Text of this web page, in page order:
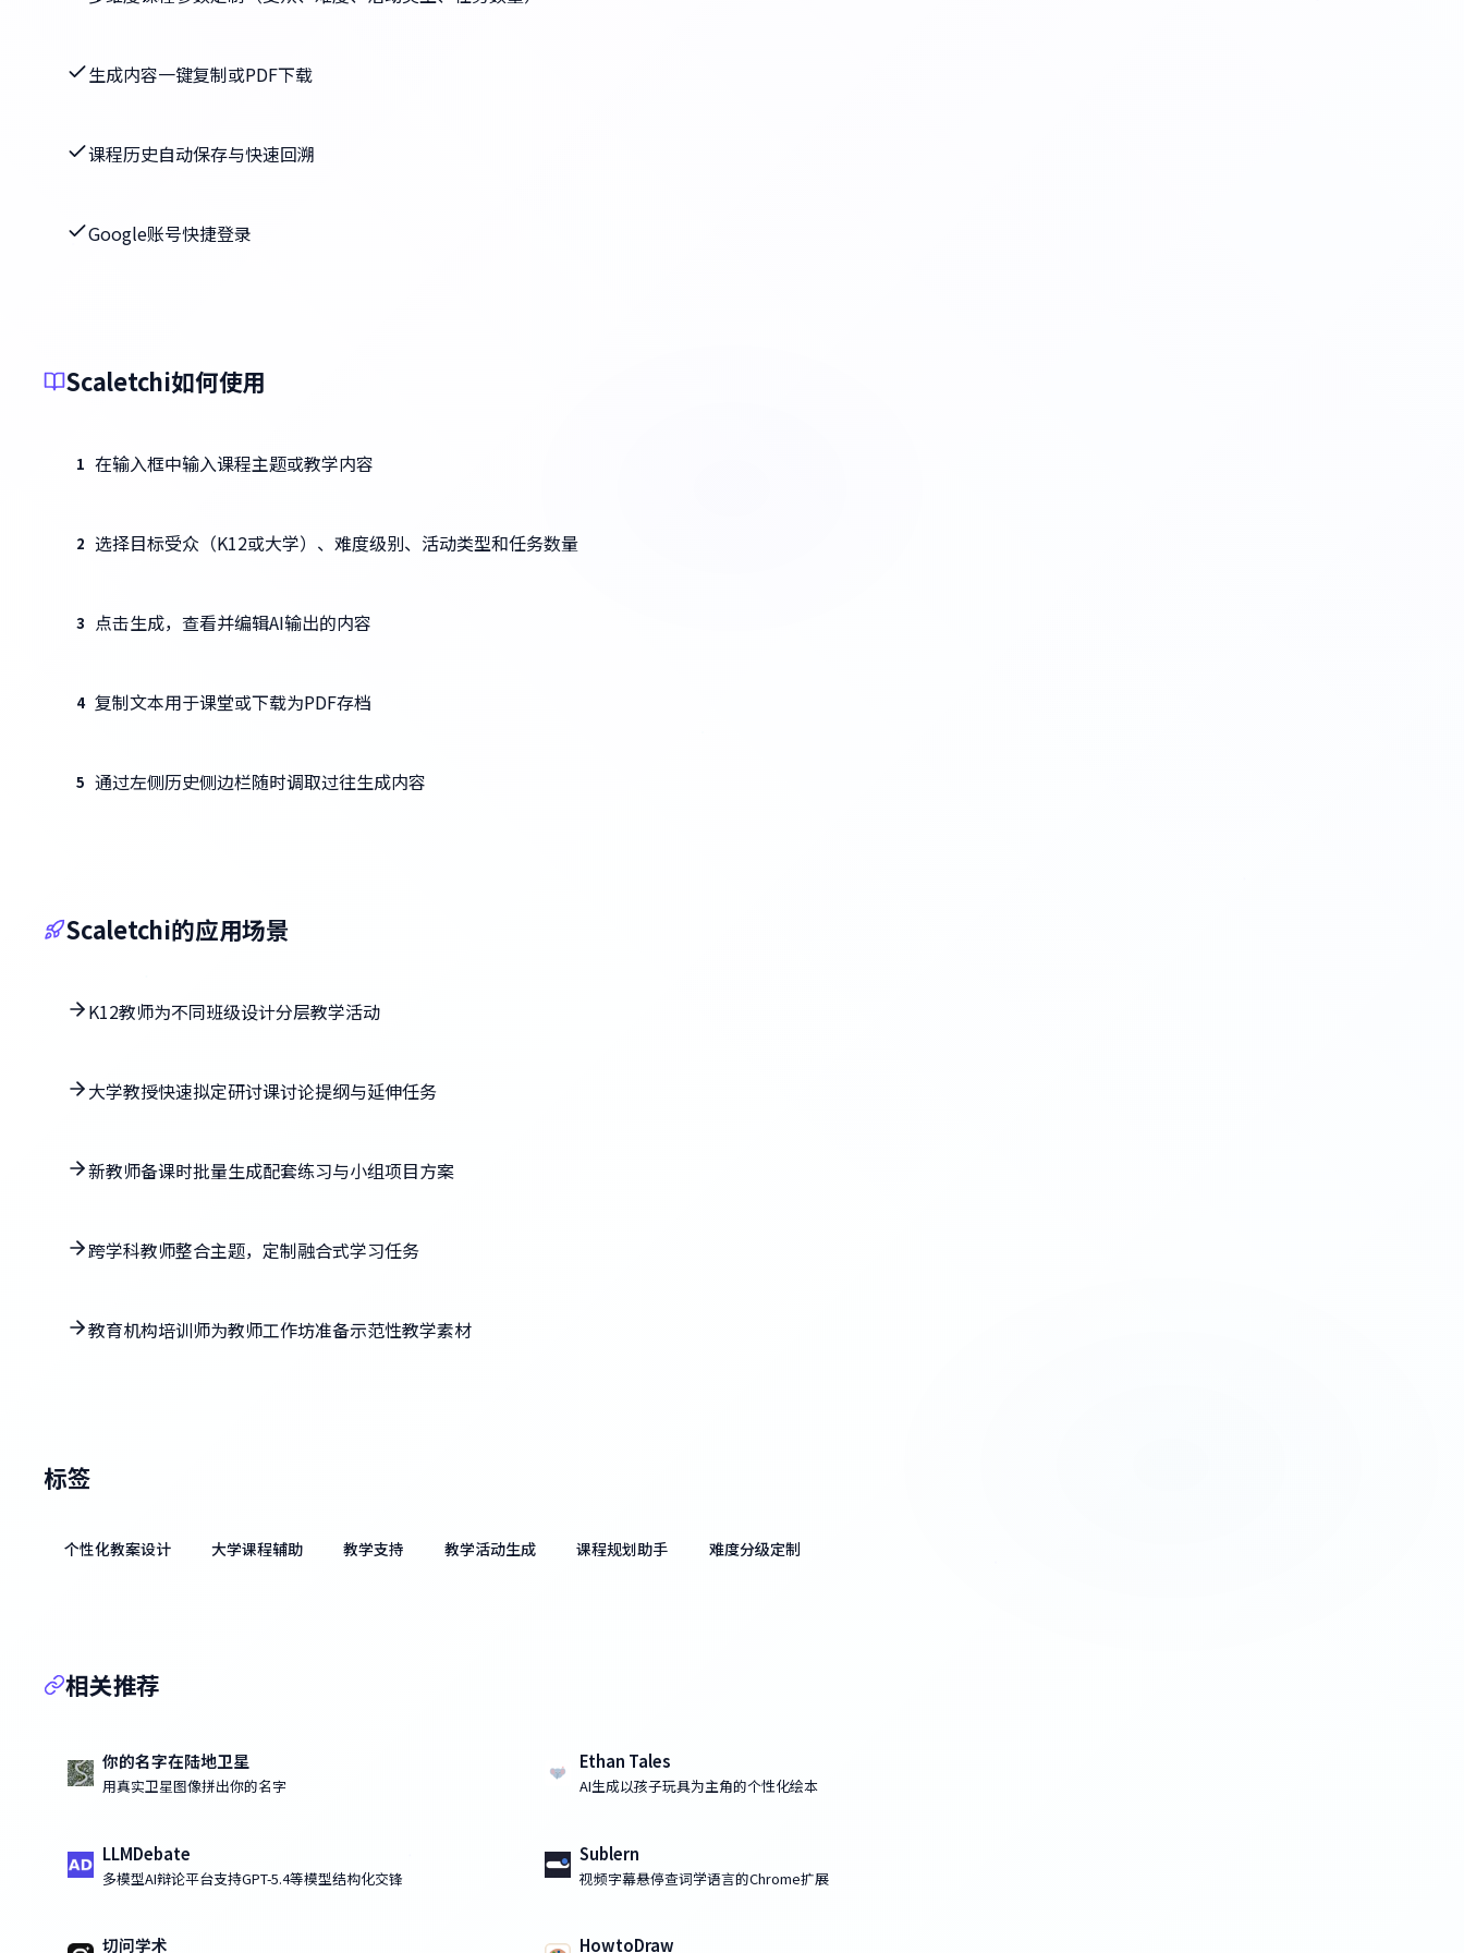
生成内容一键复制或PDF下载
课程历史自动保存与快速回溯
Google账号快捷登录
Scaletchi如何使用
1 在输入框中输入课程主题或教学内容
2 选择目标受众（K12或大学）、难度级别、活动类型和任务数量
3 点击生成，查看并编辑AI输出的内容
4 复制文本用于课堂或下载为PDF存档
5 通过左侧历史侧边栏随时调取过往生成内容
Scaletchi的应用场景
K12教师为不同班级设计分层教学活动
大学教授快速拟定研讨课讨论提纲与延伸任务
新教师备课时批量生成配套练习与小组项目方案
跨学科教师整合主题，定制融合式学习任务
教育机构培训师为教师工作坊准备示范性教学素材
标签
个性化教案设计 大学课程辅助 教学支持 教学活动生成 课程规划助手 难度分级定制
相关推荐
你的名字在陆地卫星
用真实卫星图像拼出你的名字
Ethan Tales
AI生成以孩子玩具为主角的个性化绘本
LLMDebate
多模型AI辩论平台支持GPT-5.4等模型结构化交锋
Sublern
视频字幕悬停查词学语言的Chrome扩展
切问学术 HowtoDraw